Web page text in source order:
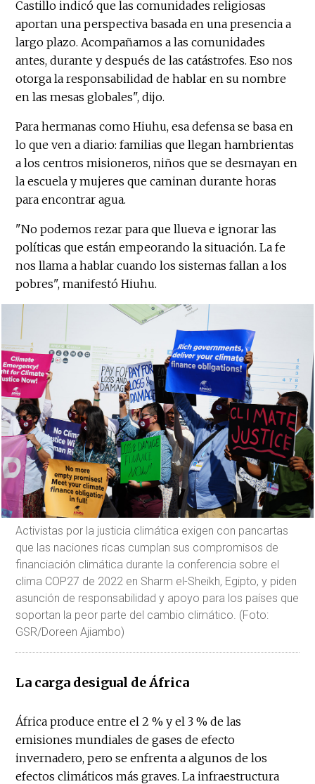
Castillo indicó que las comunidades religiosas
aportan una perspectiva basada en una presencia a
largo plazo. Acompañamos a las comunidades
antes, durante y después de las catástrofes. Eso nos
otorga la responsabilidad de hablar en su nombre
en las mesas globales", dijo.
Para hermanas como Hiuhu, esa defensa se basa en
lo que ven a diario: familias que llegan hambrientas
a los centros misioneros, niños que se desmayan en
la escuela y mujeres que caminan durante horas
para encontrar agua.
"No podemos rezar para que llueva e ignorar las
políticas que están empeorando la situación. La fe
nos llama a hablar cuando los sistemas fallan a los
pobres", manifestó Hiuhu.
Activistas por la justicia climática exigen con pancartas
que las naciones ricas cumplan sus compromisos de
financiación climática durante la conferencia sobre el
clima COP27 de 2022 en Sharm el-Sheikh, Egipto, y piden
asunción de responsabilidad y apoyo para los países que
soportan la peor parte del cambio climático. (Foto:
GSR/Doreen Ajiambo)
La carga desigual de África
África produce entre el 2 % y el 3 % de las
emisiones mundiales de gases de efecto
invernadero, pero se enfrenta a algunos de los
efectos climáticos más graves. La infraestructura